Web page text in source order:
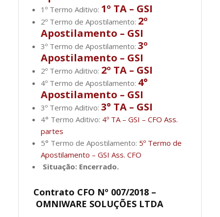
1º Termo Aditivo: 1º TA – GSI
2º Termo de Apostilamento: 2º
Apostilamento – GSI
3º Termo de Apostilamento:3º
Apostilamento – GSI
2º Termo Aditivo: 2º TA – GSI
4º Termo de Apostilamento: 4°
Apostilamento – GSI
3º Termo Aditivo:3° TA – GSI
4° Termo Aditivo: 4º TA – GSI – CFO Ass.
partes
5° Termo de Apostilamento: 5º Termo de
Apostilamento – GSI Ass. CFO
Situação: Encerrado.
Contrato CFO Nº 007/2018 –
OMNIWARE SOLUÇÕES LTDA